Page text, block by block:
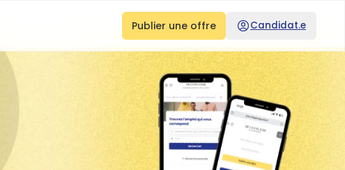
Publier une offre Candidat.e